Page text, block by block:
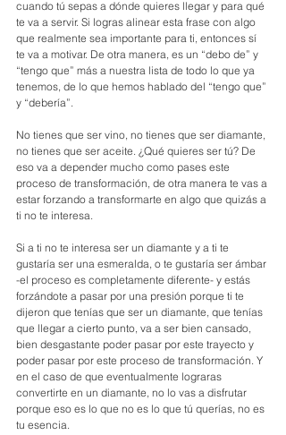
cuando tú sepas a dónde quieres llegar y para qué
te va a servir. Si logras alinear esta frase con algo
que realmente sea importante para ti, entonces sí
te va a motivar. De otra manera, es un “debo de” y
“tengo que” más a nuestra lista de todo lo que ya
tenemos, de lo que hemos hablado del “tengo que”
y “debería”.
No tienes que ser vino, no tienes que ser diamante,
no tienes que ser aceite. ¿Qué quieres ser tú? De
eso va a depender mucho como pases este
proceso de transformación, de otra manera te vas a
estar forzando a transformarte en algo que quizás a
ti no te interesa.
Si a ti no te interesa ser un diamante y a ti te
gustaría ser una esmeralda, o te gustaría ser ámbar
-el proceso es completamente diferente- y estás
forzándote a pasar por una presión porque ti te
dijeron que tenías que ser un diamante, que tenías
que llegar a cierto punto, va a ser bien cansado,
bien desgastante poder pasar por este trayecto y
poder pasar por este proceso de transformación. Y
en el caso de que eventualmente lograras
convertirte en un diamante, no lo vas a disfrutar
porque eso es lo que no es lo que tú querías, no es
tu esencia.